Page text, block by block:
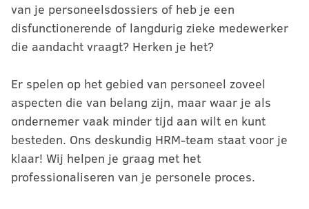
van je personeelsdossiers of heb je een
disfunctionerende of langdurig zieke medewerker
die aandacht vraagt? Herken je het?
Er spelen op het gebied van personeel zoveel
aspecten die van belang zijn, maar waar je als
ondernemer vaak minder tijd aan wilt en kunt
besteden. Ons deskundig HRM-team staat voor je
klaar! Wij helpen je graag met het
professionaliseren van je personele proces.